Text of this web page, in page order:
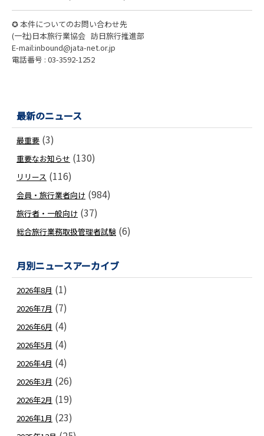
✪ 本件についてのお問い合わせ先
(一社)日本旅行業協会 訪日旅行推進部
E-mail:inbound@jata-net.or.jp
電話番号 : 03-3592-1252
最新のニュース
最重要 (3)
重要なお知らせ (130)
リリース (116)
会員・旅行業者向け (984)
旅行者・一般向け (37)
総合旅行業務取扱管理者試験 (6)
月別ニュースアーカイブ
2026年8月 (1)
2026年7月 (7)
2026年6月 (4)
2026年5月 (4)
2026年4月 (4)
2026年3月 (26)
2026年2月 (19)
2026年1月 (23)